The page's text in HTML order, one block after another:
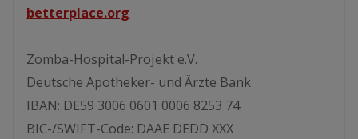
betterplace.org
Zomba-Hospital-Projekt e.V.
Deutsche Apotheker- und Ärzte Bank
IBAN: DE59 3006 0601 0006 8253 74
BIC-/SWIFT-Code: DAAE DEDD XXX